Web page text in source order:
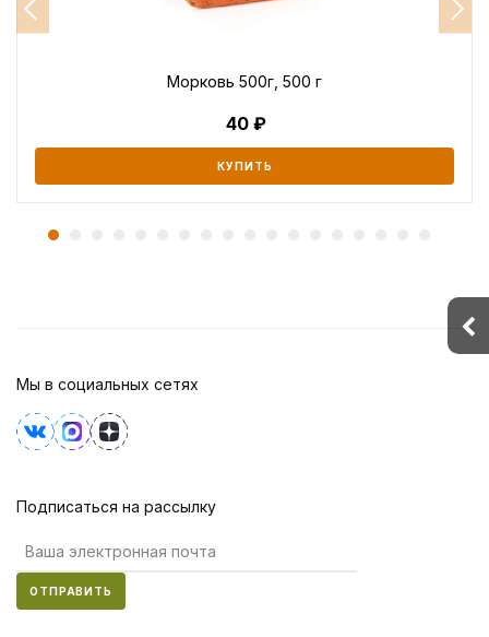
Морковь 500г, 500 г
40
КУПИТЬ
Мы в социальных сетях
Подписаться на рассылку
ОТПРАВИТЬ